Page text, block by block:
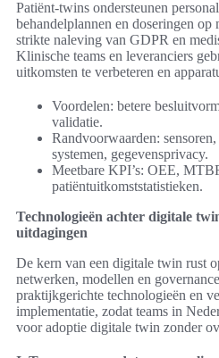
Patiënt-twins ondersteunen
behandelplannen en doseringen op
strikte naleving van GDPR en
Klinische teams en leveranciers
uitkomsten te verbeteren en
Voordelen: betere
validatie.
Randvoorwaarden:
systemen, gegevensprivacy.
Meetbare KPI’s: OEE,
patiëntuitkomststatistieken.
Technologieën achter digitale
uitdagingen
De kern van een digitale twin rust
netwerken, modellen en
praktijkgerichte technologieën en
implementatie, zodat teams in
voor adoptie digitale twin zonder